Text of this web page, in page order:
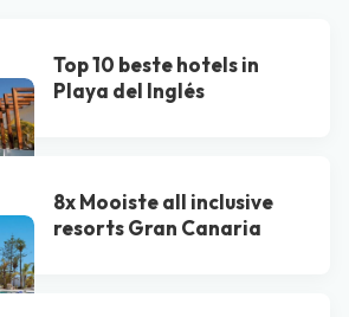
Top 10 beste hotels in
Playa del Inglés
8x Mooiste all inclusive
resorts Gran Canaria